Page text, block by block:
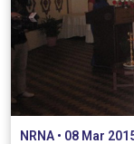
NRNA • 08 Mar